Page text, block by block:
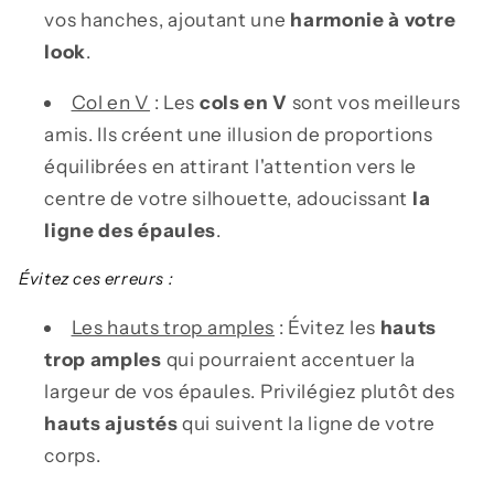
vos hanches, ajoutant une harmonie à votre
look.
Col en V : Les cols en V sont vos meilleurs
amis. Ils créent une illusion de proportions
équilibrées en attirant l'attention vers le
centre de votre silhouette, adoucissant la
ligne des épaules.
Évitez ces erreurs :
Les hauts trop amples : Évitez les hauts
trop amples qui pourraient accentuer la
largeur de vos épaules. Privilégiez plutôt des
hauts ajustésqui suivent la ligne de votre
corps.